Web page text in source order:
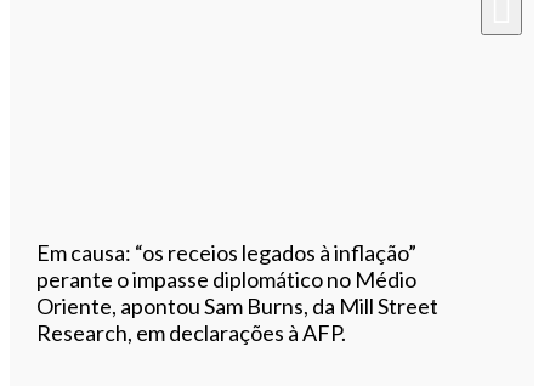
Em causa: “os receios legados à inflação”
perante o impasse diplomático no Médio
Oriente, apontou Sam Burns, da Mill Street
Research, em declarações à AFP.